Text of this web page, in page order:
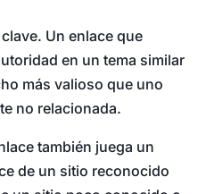
Un enlace que
en un tema similar
más valioso que uno
no relacionada.
también juega un
de un sitio reconocido